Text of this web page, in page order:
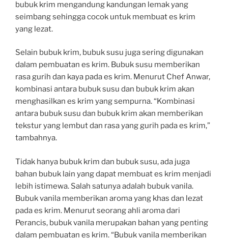
bubuk krim mengandung kandungan lemak yang
seimbang sehingga cocok untuk membuat es krim
yang lezat.
Selain bubuk krim, bubuk susu juga sering digunakan
dalam pembuatan es krim. Bubuk susu memberikan
rasa gurih dan kaya pada es krim. Menurut Chef Anwar,
kombinasi antara bubuk susu dan bubuk krim akan
menghasilkan es krim yang sempurna. “Kombinasi
antara bubuk susu dan bubuk krim akan memberikan
tekstur yang lembut dan rasa yang gurih pada es krim,”
tambahnya.
Tidak hanya bubuk krim dan bubuk susu, ada juga
bahan bubuk lain yang dapat membuat es krim menjadi
lebih istimewa. Salah satunya adalah bubuk vanila.
Bubuk vanila memberikan aroma yang khas dan lezat
pada es krim. Menurut seorang ahli aroma dari
Perancis, bubuk vanila merupakan bahan yang penting
dalam pembuatan es krim. “Bubuk vanila memberikan